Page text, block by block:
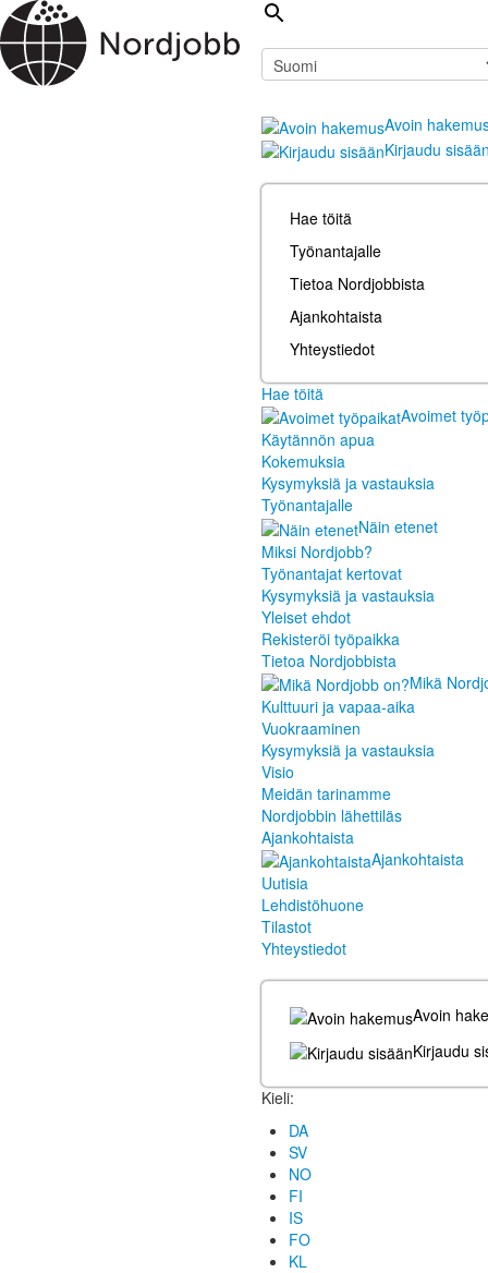
Avoin
Kirjaudu
Hae töitä
Työnantajalle
Tietoa Nordjobbista
Ajankohtaista
Yhteystiedot
Hae töitä
Avoimet
Käytännön apua
Kokemuksia
Kysymyksiä ja vastauksia
Työnantajalle
Näin etenet
Miksi Nordjobb?
Työnantajat kertovat
Kysymyksiä ja vastauksia
Yleiset ehdot
Rekisteröi työpaikka
Tietoa Nordjobbista
Mikä
Kulttuuri ja vapaa-aika
Vuokraaminen
Kysymyksiä ja vastauksia
Visio
Meidän tarinamme
Nordjobbin lähettiläs
Ajankohtaista
Ajankohtaista
Uutisia
Lehdistöhuone
Tilastot
Yhteystiedot
Avoin
Kirjaudu
Kieli:
DA
SV
NO
FI
IS
FO
KL